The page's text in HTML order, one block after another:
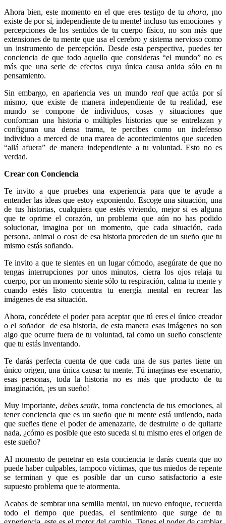
Ahora bien, este momento en el que eres testigo de tu ahora, ¡no
existe de por sí, independiente de tu mente! incluso tus emociones y
percepciones de los sentidos de tu cuerpo físico, no son más que
extensiones de tu mente que usa el cerebro y sistema nervioso como
un instrumento de percepción. Desde esta perspectiva, puedes ter
conciencia de que todo aquello que consideras “el mundo” no es
más que una serie de efectos cuya única causa anida sólo en tu
pensamiento.
Sin embargo, en apariencia ves un mundo realque actúa por sí
mismo, que existe de manera independiente de tu realidad, ese
mundo se compone de individuos, cosas y situaciones que
conforman una historia o múltiples historias que se entrelazan y
configuran una densa trama, te percibes como un indefenso
individuo a merced de una marea de acontecimientos que suceden
“allá afuera” de manera independiente a tu voluntad. Esto no es
verdad.
Crear con Conciencia
Te invito a que pruebes una experiencia para que te ayude a
entender las ideas que estoy exponiendo. Escoge una situación, una
de tus historias, cualquiera que estés viviendo, mejor si es alguna
que te oprime el corazón, un problema que aún no has podido
solucionar, imagina por un momento, que cada situación, cada
persona, animal o cosa de esa historia proceden de un sueño que tu
mismo estás soñando.
Te invito a que te sientes en un lugar cómodo, asegúrate de que no
tengas interrupciones por unos minutos, cierra los ojos relaja tu
cuerpo, por un momento siente sólo tu respiración, calma tu mente y
cuando estés listo concentra tu energía mental en recrear las
imágenes de esa situación.
Ahora, concédete el poder para aceptar que tú eres el único creador
o el soñador de esa historia, de esta manera esas imágenes no son
algo que ocurre fuera de tu voluntad, tal como un sueño consciente
que tu estás inventando.
Te darás perfecta cuenta de que cada una de sus partes tiene un
único origen, una única causa: tu mente. Tú imaginas ese escenario,
esas personas, toda la historia no es más que producto de tu
imaginación, ¡es un sueño!
Muy importante, debes sentir, toma conciencia de tus emociones, al
tener conciencia que es un sueño que tu mente está urdiendo, nada
que sueñes tiene el poder de amenazarte, de destruirte o de quitarte
nada, ¿cómo es posible que esto suceda si tu mismo eres el origen de
este sueño?
Al momento de penetrar en esta conciencia te darás cuenta que no
puede haber culpables, tampoco víctimas, que tus miedos de repente
se terminan y que es posible dar un curso satisfactorio a este
supuesto problema que te atormenta.
Acabas de sembrar una semilla mental, un nuevo enfoque, recuerda
todo el tiempo que puedas, el sentimiento que surge de tu